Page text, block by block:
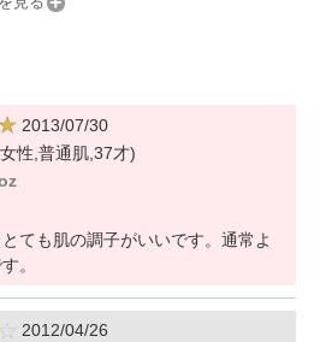
2013/07/30
性,普通肌,37才)
ても肌の調子がいいです。通常よ
。
2012/04/26